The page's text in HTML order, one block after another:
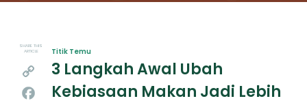
SHARE THIS
ARTICLE
Facebook
Titik Temu
3 Langkah Awal Ubah
Kebiasaan Makan Jadi Lebih